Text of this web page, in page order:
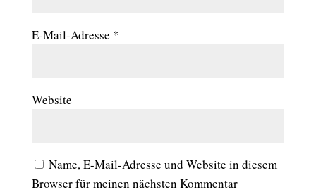
E-Mail-Adresse *
Website
Name, E-Mail-Adresse und Website in diesem
Browser für meinen nächsten Kommentar